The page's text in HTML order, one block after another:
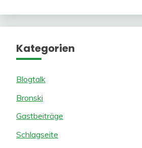
Kategorien
Blogtalk
Bronski
Gastbeiträge
Schlagseite